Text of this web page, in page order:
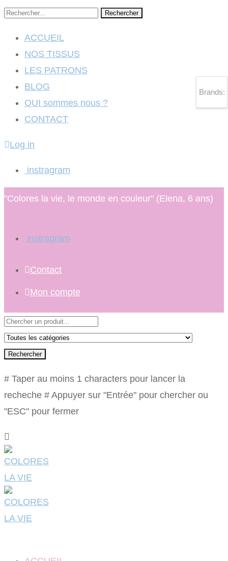
Rechercher
ACCUEIL
NOS TISSUS
LES PATRONS
BLOG
QUI sommes nous ?
CONTACT
Log in
instragram
"Colores la vie, le monde en couleur" (Elena, 6 ans)
instragram
Contact
Mon compte
Rechercher
# Taper au moins 1 characters pour lancer la
recheche # Appuyer sur "Entrée" pour chercher ou
"ESC" pour fermer
Brands: